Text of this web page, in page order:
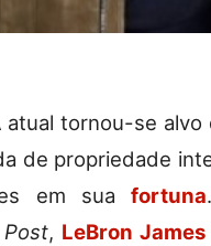
tornou-se alvo
de propriedade
em suafortuna
, LeBron James